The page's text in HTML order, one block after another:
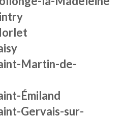
Martin-de-
Émiland
Gervais-sur-